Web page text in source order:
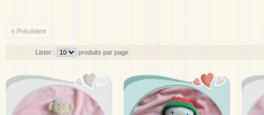
« Précédent
Lister : produits par page